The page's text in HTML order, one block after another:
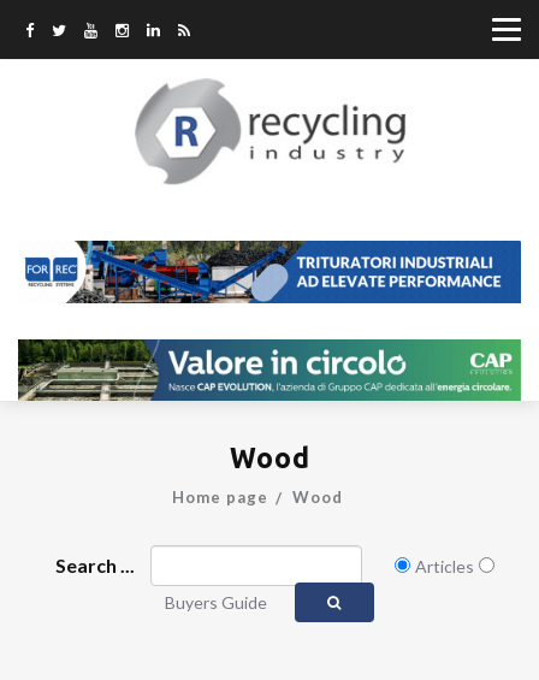
Wood
Home page Wood
Search ...
Articles
Buyers Guide